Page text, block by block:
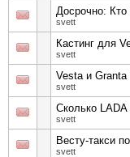
Досрочно: Кто
svett
Кастинг для
svett
Vesta и
svett
Сколько
svett
Весту-такси
svett